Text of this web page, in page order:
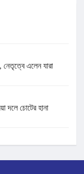
এলেন যারা
দলে চোটের হানা